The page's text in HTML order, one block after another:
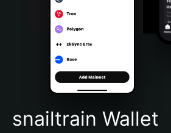
Português (Brasil)
Español (Argentina)
snailtrain Wallet